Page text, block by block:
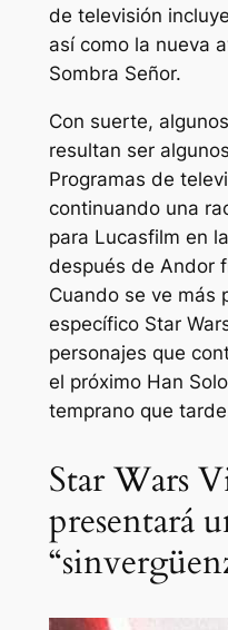
de televisión
así como la nueva
Sombra Señor.
Con suerte,
resultan ser
Programas de
continuando una
para Lucasfilm en
después de Andor
Cuando se ve más
específico Star
personajes que
el próximo Han
temprano que
Star Wars
presentará